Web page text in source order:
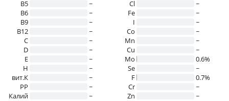
B5
~
B6
~
B9
~
B12
~
C
~
D
~
E
~
H
~
вит.К
~
PP
~
Калий
~
Cl
~
Fe
~
I
~
Co
~
Mn
~
Cu
~
Mo
0.6%
Se
~
F
0.7%
Cr
~
Zn
~